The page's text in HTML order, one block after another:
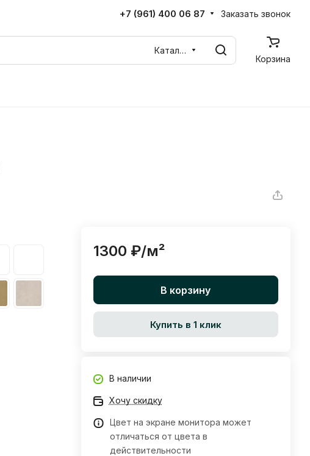
+7 (961) 400 06 87 Заказать звонок
Каталог
Корзина
1300 ₽/м²
В корзину
Купить в 1 клик
В наличии
Хочу скидку
Цвет на экране монитора может
отличаться от цвета в
действительности